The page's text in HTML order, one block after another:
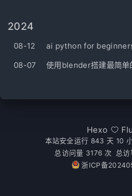
2024
08-12
ai python for
08-07
使用blender搭建最简单
Hexo
本站安全运行 843 天 10
总访问量 3176 次 总访
浙ICP备